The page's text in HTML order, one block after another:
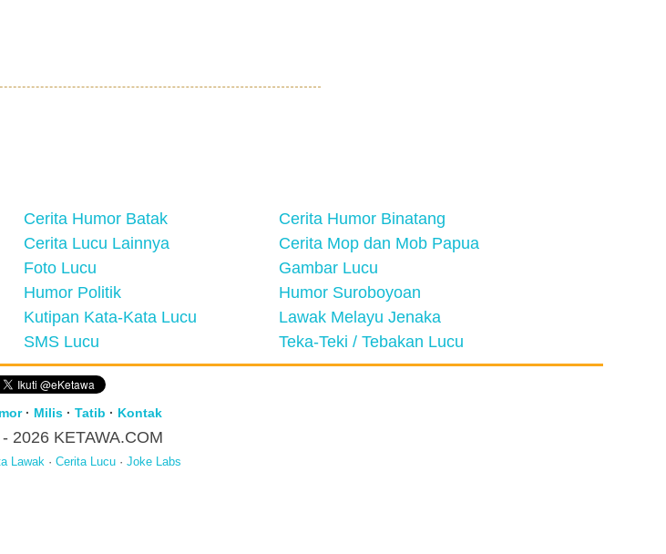
Cerita Humor Batak
Cerita Humor Binatang
Cerita Lucu Lainnya
Cerita Mop dan Mob Papua
Foto Lucu
Gambar Lucu
Humor Politik
Humor Suroboyoan
Kutipan Kata-Kata Lucu
Lawak Melayu Jenaka
SMS Lucu Teka-Teki / Tebakan Lucu
· Milis · Tatib · Kontak
2026 KETAWA.COM
Lawak · Cerita Lucu · Joke Labs